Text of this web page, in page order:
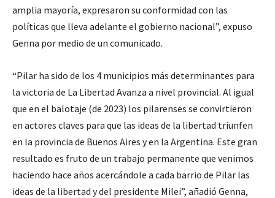
amplia mayoría, expresaron su conformidad con las
políticas que lleva adelante el gobierno nacional”, expuso
Genna por medio de un comunicado.
“Pilar ha sido de los 4 municipios más determinantes para
la victoria de La Libertad Avanza a nivel provincial. Al igual
que en el balotaje (de 2023) los pilarenses se convirtieron
en actores claves para que las ideas de la libertad triunfen
en la provincia de Buenos Aires y en la Argentina. Este gran
resultado es fruto de un trabajo permanente que venimos
haciendo hace años acercándole a cada barrio de Pilar las
ideas de la libertad y del presidente Milei”, añadió Genna,